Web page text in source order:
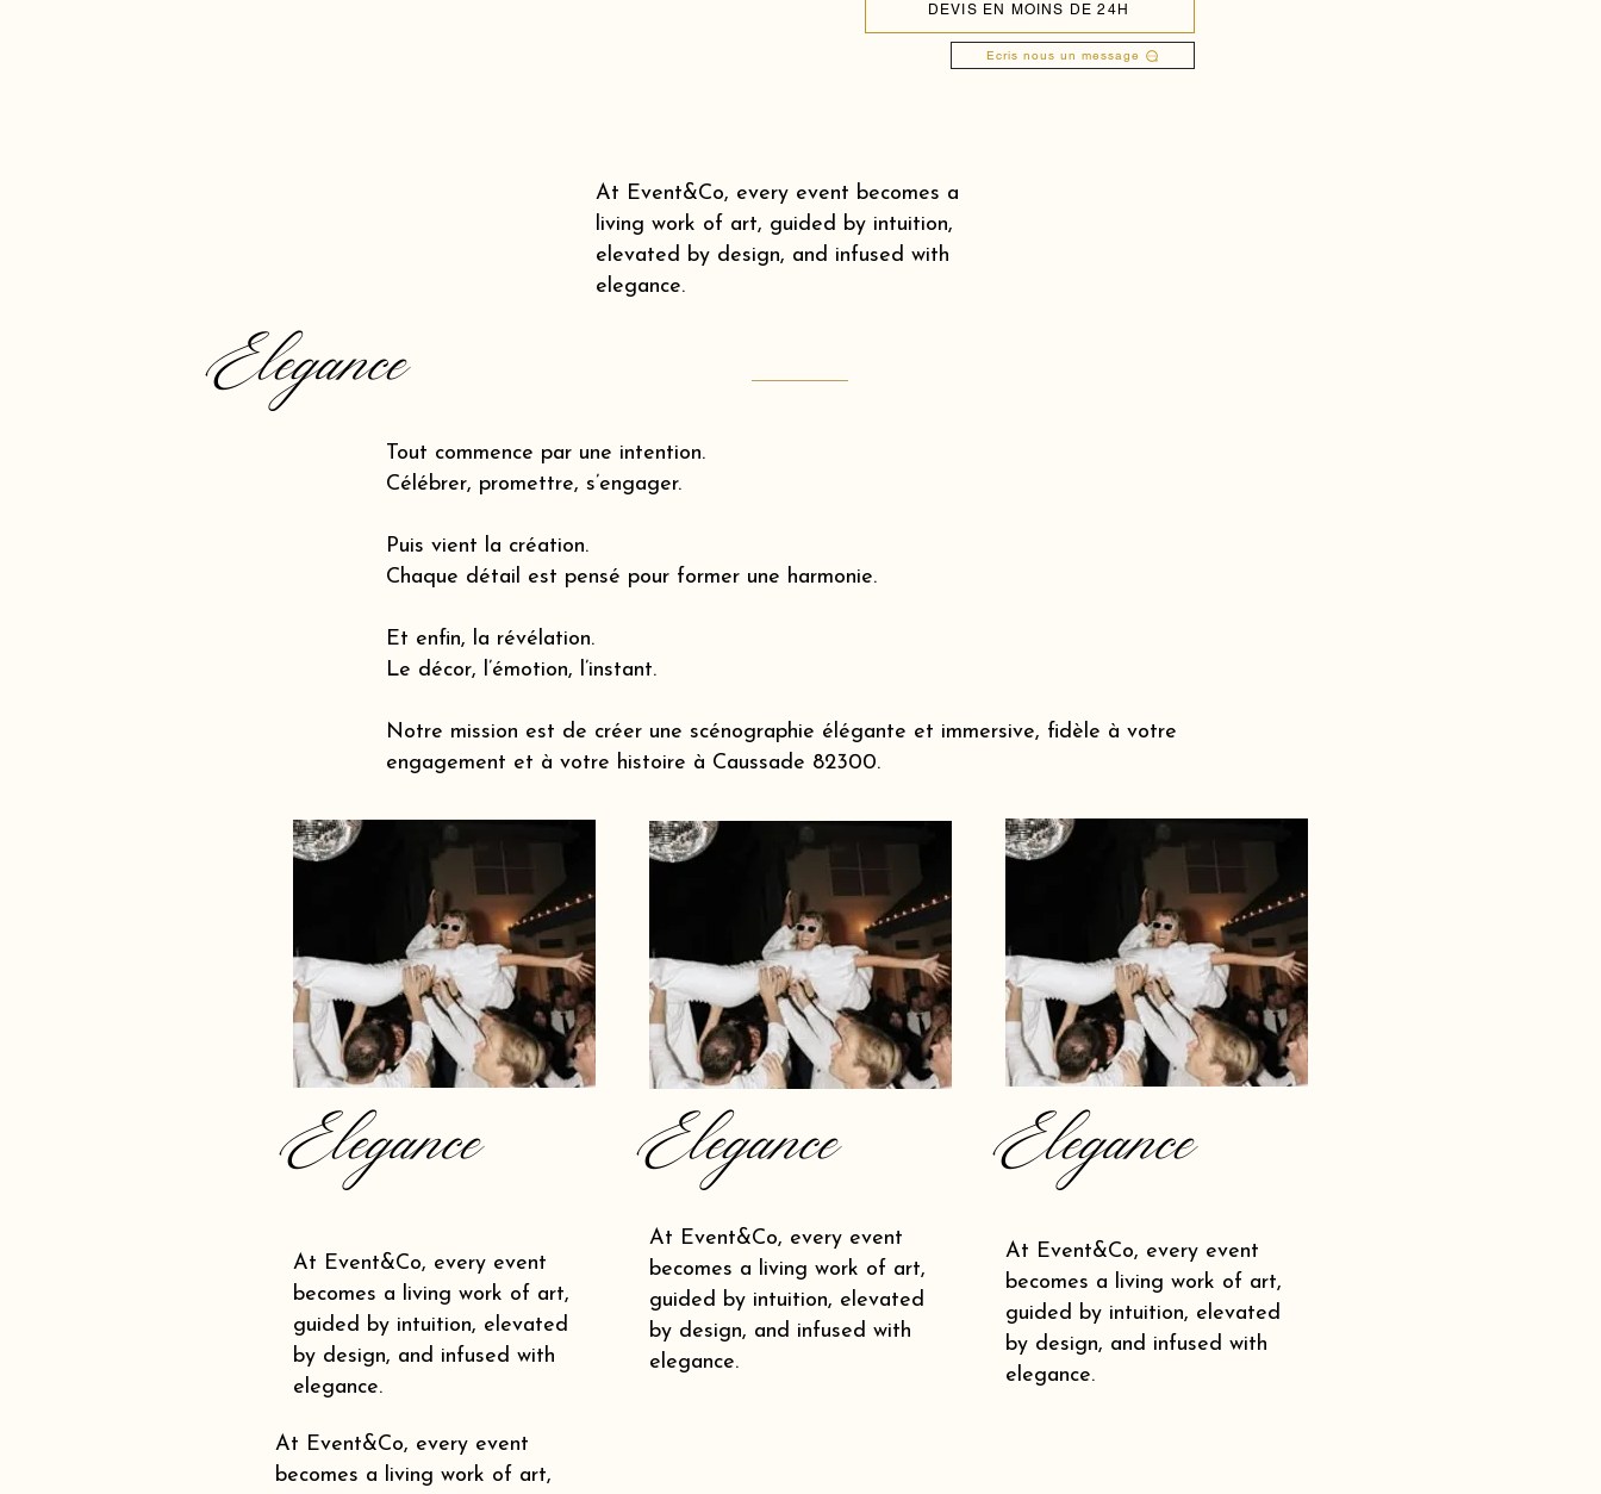
Ecris nous un message
DEVIS EN MOINS DE 24H
At Event&Co, every event becomes a
living work of art, guided by intuition,
elevated by design, and infused with
elegance.
Elegance
Tout commence par une intention.
Célébrer, promettre, s’engager.
Puis vient la création.
Chaque détail est pensé pour former une harmonie.
Et enfin, la révélation.
Le décor, l’émotion, l’instant.
Notre mission est de créer une scénographie élégante et immersive, fidèle à votre
engagement et à votre histoire à Caussade 82300.
Elegance Elegance Elegance
At Event&Co, every event
becomes a living work of art,
guided by intuition, elevated
by design, and infused with
elegance.
At Event&Co, every event
becomes a living work of art,
guided by intuition, elevated
by design, and infused with
elegance.
At Event&Co, every event
becomes a living work of art,
guided by intuition, elevated
by design, and infused with
elegance.
At Event&Co, every event
becomes a living work of art,